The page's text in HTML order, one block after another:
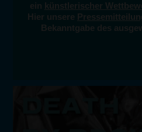
ein künstlerischer
Hier unsere
Bekanntgabe des